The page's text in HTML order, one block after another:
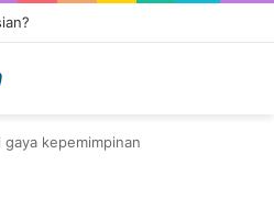
kepemimpinan